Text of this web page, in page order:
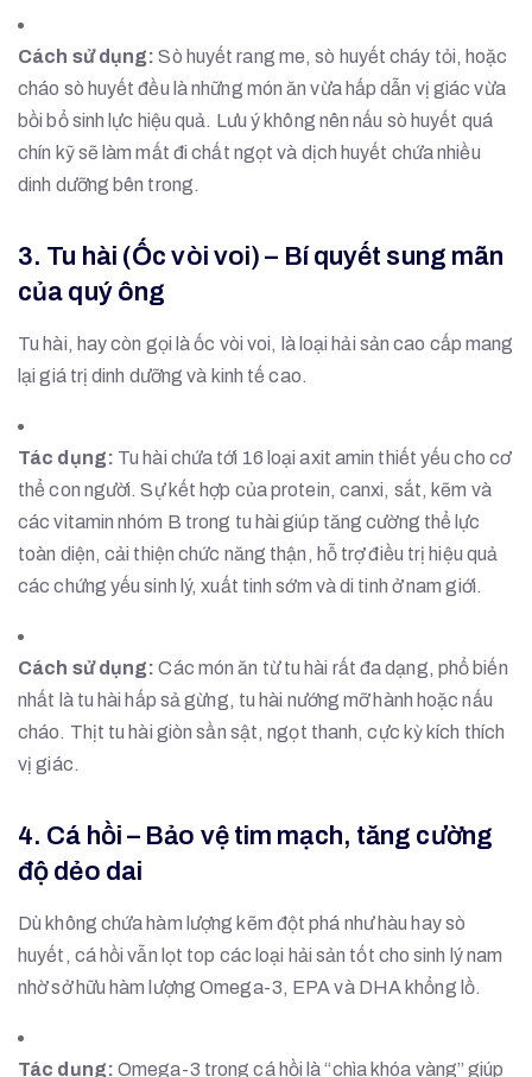
Cách sử dụng: Sò huyết rang me, sò huyết cháy tỏi, hoặc
cháo sò huyết đều là những món ăn vừa hấp dẫn vị giác vừa
bồi bổ sinh lực hiệu quả. Lưu ý không nên nấu sò huyết quá
chín kỹ sẽ làm mất đi chất ngọt và dịch huyết chứa nhiều
dinh dưỡng bên trong.
3. Tu hài (Ốc vòi voi) – Bí quyết sung mãn
của quý ông
Tu hài, hay còn gọi là ốc vòi voi, là loại hải sản cao cấp mang
lại giá trị dinh dưỡng và kinh tế cao.
Tác dụng: Tu hài chứa tới 16 loại axit amin thiết yếu cho cơ
thể con người. Sự kết hợp của protein, canxi, sắt, kẽm và
các vitamin nhóm B trong tu hài giúp tăng cường thể lực
toàn diện, cải thiện chức năng thận, hỗ trợ điều trị hiệu quả
các chứng yếu sinh lý, xuất tinh sớm và di tinh ở nam giới.
Cách sử dụng: Các món ăn từ tu hài rất đa dạng, phổ biến
nhất là tu hài hấp sả gừng, tu hài nướng mỡ hành hoặc nấu
cháo. Thịt tu hài giòn sần sật, ngọt thanh, cực kỳ kích thích
vị giác.
4. Cá hồi – Bảo vệ tim mạch, tăng cường
độ dẻo dai
Dù không chứa hàm lượng kẽm đột phá như hàu hay sò
huyết, cá hồi vẫn lọt top các loại hải sản tốt cho sinh lý nam
nhờ sở hữu hàm lượng Omega-3, EPA và DHA khổng lồ.
Tác dụng: Omega-3 trong cá hồi là “chìa khóa vàng” giúp